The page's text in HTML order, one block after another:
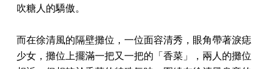
吹糖人的驕傲。
而在徐清風的隔壁攤位，一位面容清秀，眼角帶著淚痣
少女，攤位上擺滿一把又一把的「香菜」，兩人的攤位